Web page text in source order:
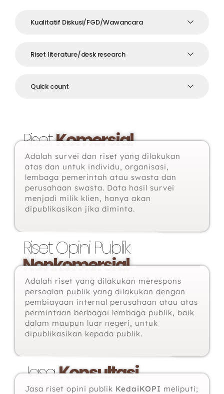
Kualitatif Diskusi/FGD/Wawancara
Riset literature/desk research
Quick count
RisetKomersial
Adalah survei dan riset yang dilakukan
atas dan untuk individu, organisasi,
lembaga pemerintah atau swasta dan
perusahaan swasta. Data hasil survei
menjadi milik klien, hanya akan
dipublikasikan jika diminta.
Riset Opini Publik
Nonkomersial
Adalah riset yang dilakukan merespons
persoalan publik yang dilakukan dengan
pembiayaan internal perusahaan atau atas
permintaan berbagai lembaga publik, baik
dalam maupun luar negeri, untuk
dipublikasikan kepada publik.
JasaKonsultasi
Jasa riset opini publik KedaiKOPI meliputi;